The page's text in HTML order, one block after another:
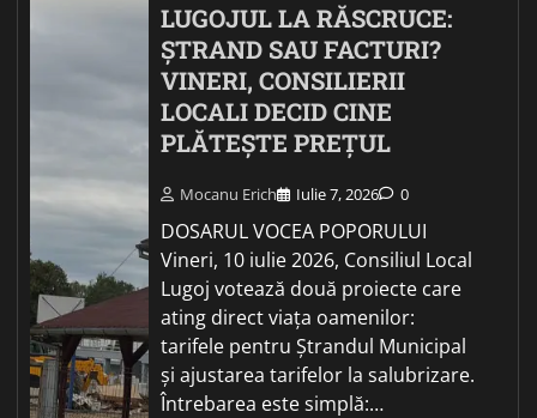
LUGOJUL LA RĂSCRUCE:
ȘTRAND SAU FACTURI?
VINERI, CONSILIERII
LOCALI DECID CINE
PLĂTEȘTE PREȚUL
Mocanu Erich Iulie 7, 2026 0
DOSARUL VOCEA POPORULUI
Vineri, 10 iulie 2026, Consiliul Local
Lugoj votează două proiecte care
ating direct viața oamenilor:
tarifele pentru Ștrandul Municipal
și ajustarea tarifelor la salubrizare.
Întrebarea este simplă:…